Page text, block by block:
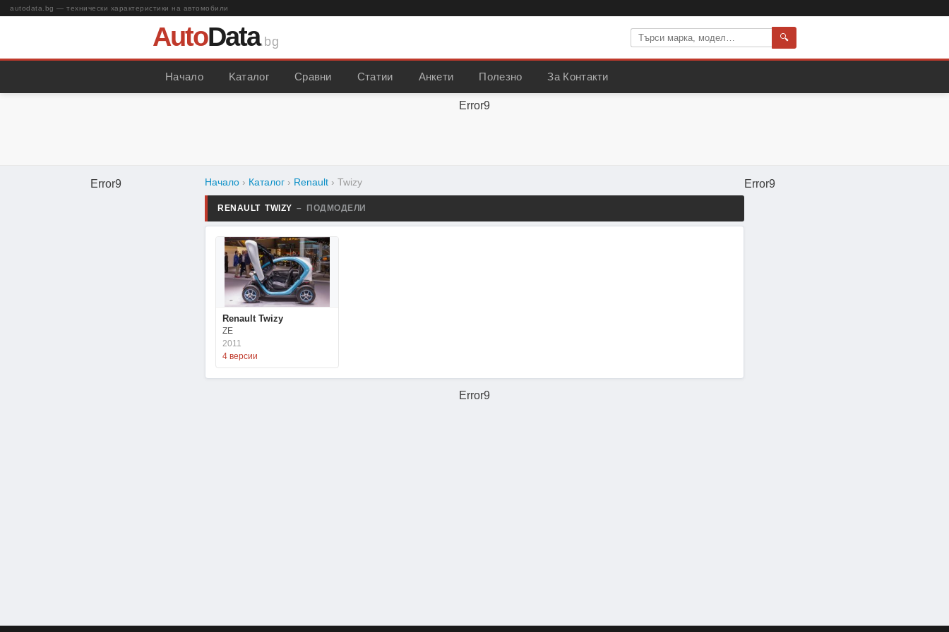
autodata.bg — технически характеристики на автомобили
AutoData.bg 🔍
Начало Kаталог Сравни Статии Анкети Полезно За Контакти
Error9
Error9 Начало › Каталог › Renault › Twizy
RENAULT TWIZY – ПОДМОДЕЛИ
Renault Twizy
ZE
2011
4 версии
Error9
Error9